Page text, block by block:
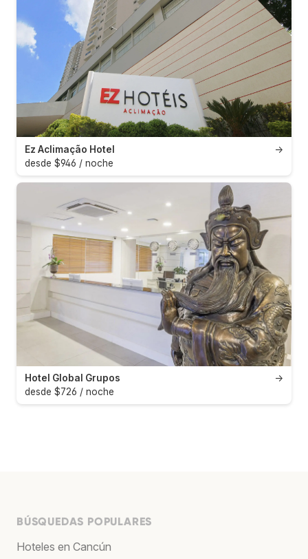
→
Ez Aclimação Hotel
desde $946 / noche
→
Hotel Global Grupos
desde $726 / noche
BÚSQUEDAS POPULARES
Hoteles en Cancún